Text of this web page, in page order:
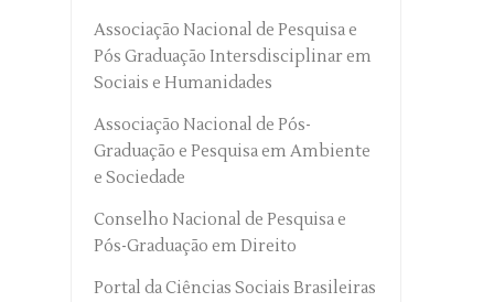
Associação Nacional de Pesquisa e
Pós Graduação Intersdisciplinar em
Sociais e Humanidades
Associação Nacional de Pós-
Graduação e Pesquisa em Ambiente
e Sociedade
Conselho Nacional de Pesquisa e
Pós-Graduação em Direito
Portal da Ciências Sociais Brasileiras